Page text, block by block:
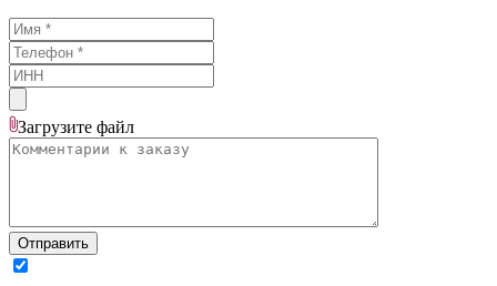
Загрузите файл
Отправить